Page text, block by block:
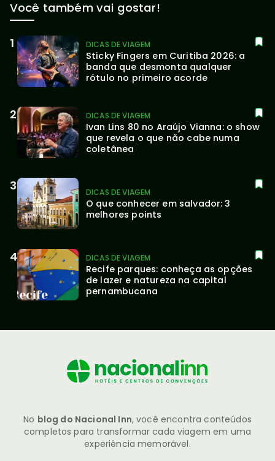
Você também vai gostar!
DICAS DE VIAGEM
Sticky Fingers em Curitiba 2026: a
banda que desmonta qualquer
rótulo no primeiro acorde
DICAS DE VIAGEM
Ivan Lins 80 no Araújo Vianna: o show
que revela o que não cabe numa
coletânea
DICAS DE VIAGEM
O que conhecer em salvador: 3
melhores points
DICAS DE VIAGEM
Recife parques: conheça as opções
de lazer e natureza na capital
pernambucana
No blog do Nacional Inn, você encontra conteúdos
completos para transformar cada viagem em uma
experiência memorável.